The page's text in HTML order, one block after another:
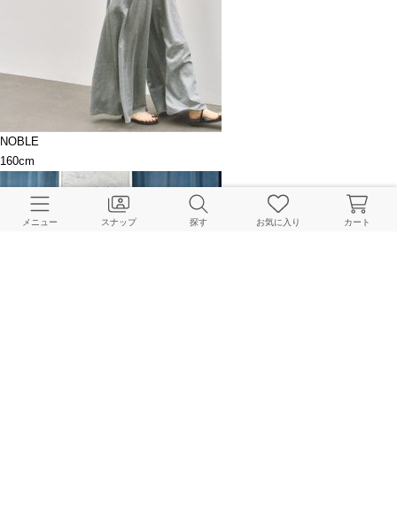
NOBLE
160cm
メニュー スナップ 探す お気に入り カート